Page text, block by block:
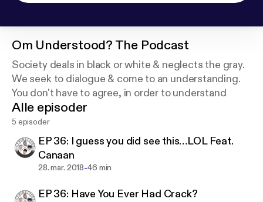
Om Understood? The Podcast
Society deals in black or white & neglects the gray.
We seek to dialogue & come to an understanding.
You don't have to agree, in order to understand
Alle episoder
5 episoder
EP 36: I guess you did see this…LOL Feat.
Canaan
28. mar. 2018-46 min
EP 36: Have You Ever Had Crack?